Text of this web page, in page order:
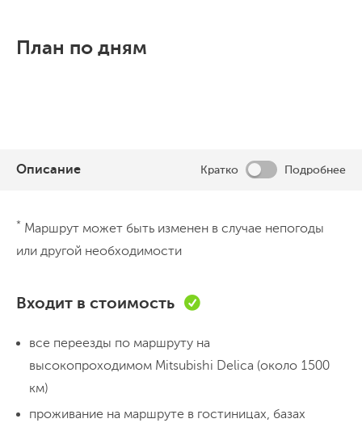
План по дням
Описание Кратко Подробнее
Полуостров Гамова и бухта
Теляковского
Ранним утром выезжаем из города, по пути заезжаем
Гамова, в пути 260 км. Заселяемся в гостевой дом и
сразу же на машине отправляемся в бухту
Теляковского и на остров Томящегося сердца. Такое
романтичное название ему дали из-за необычной
* Маршрут может быть изменен в случае непогоды
или другой необходимости
Входит в стоимость
все переезды по маршруту на
высокопроходимом Mitsubishi Delica (около 1500
км)
проживание на маршруте в гостиницах, базах